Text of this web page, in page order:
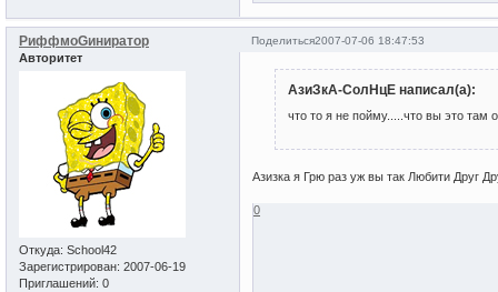
Поделиться2007-07-06 18:47:53
РиффмоGиниратор
Авторитет
Откуда: School42
Зарегистрирован: 2007-06-19
Приглашений: 0
АзиЗкА-СолНцЕ написал(а):
что то я не пойму.....что вы это там
Азизка я Грю раз уж вы так Любити Друг
0